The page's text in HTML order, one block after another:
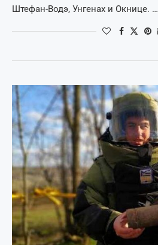
Штефан-Водэ, Унгенах и Окнице. …